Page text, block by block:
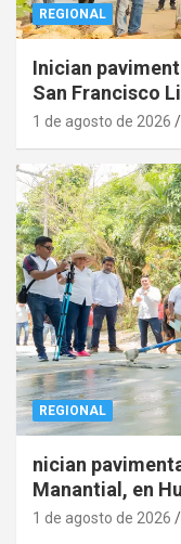
REGIONAL
Inician
San Francisco
1 de agosto de 2026
REGIONAL
nician
Manantial, en
1 de agosto de 2026